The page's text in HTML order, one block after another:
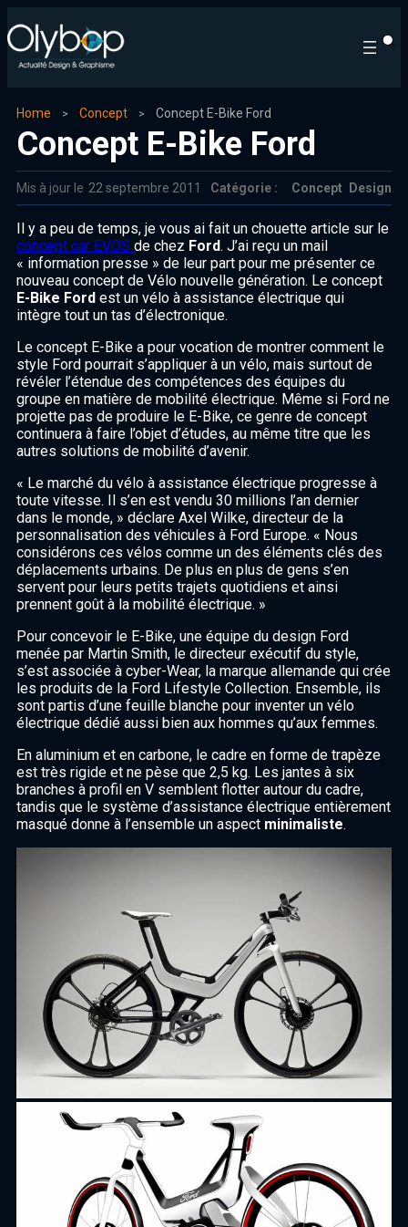
Home Concept Concept E-Bike Ford
Concept E-Bike Ford
Mis à jour le 22 septembre 2011 Catégorie : Concept Design
Il y a peu de temps, je vous ai fait un chouette article sur le
concept car EVOS de chez Ford. J’ai reçu un mail
« information presse » de leur part pour me présenter ce
nouveau concept de Vélo nouvelle génération. Le concept
E-Bike Ford est un vélo à assistance électrique qui
intègre tout un tas d’électronique.
Le concept E-Bike a pour vocation de montrer comment le
style Ford pourrait s’appliquer à un vélo, mais surtout de
révéler l’étendue des compétences des équipes du
groupe en matière de mobilité électrique. Même si Ford ne
projette pas de produire le E-Bike, ce genre de concept
continuera à faire l’objet d’études, au même titre que les
autres solutions de mobilité d’avenir.
« Le marché du vélo à assistance électrique progresse à
toute vitesse. Il s’en est vendu 30 millions l’an dernier
dans le monde, » déclare Axel Wilke, directeur de la
personnalisation des véhicules à Ford Europe. « Nous
considérons ces vélos comme un des éléments clés des
déplacements urbains. De plus en plus de gens s’en
servent pour leurs petits trajets quotidiens et ainsi
prennent goût à la mobilité électrique. »
Pour concevoir le E-Bike, une équipe du design Ford
menée par Martin Smith, le directeur exécutif du style,
s’est associée à cyber-Wear, la marque allemande qui crée
les produits de la Ford Lifestyle Collection. Ensemble, ils
sont partis d’une feuille blanche pour inventer un vélo
électrique dédié aussi bien aux hommes qu’aux femmes.
En aluminium et en carbone, le cadre en forme de trapèze
est très rigide et ne pèse que 2,5 kg. Les jantes à six
branches à profil en V semblent flotter autour du cadre,
tandis que le système d’assistance électrique entièrement
masqué donne à l’ensemble un aspect minimaliste.